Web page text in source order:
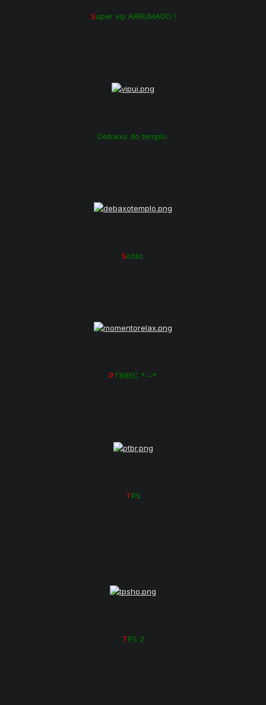
Super vip ARRUMADO !
Debaixo do templo.
Sofás.
PTBREC *--*
TPS
TPS 2